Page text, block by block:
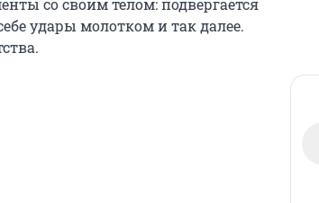
со своим телом: подвергается
удары молотком и так далее.